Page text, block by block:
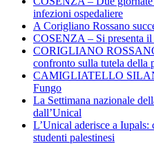
infezioni ospedaliere
A Corigliano Rossano
COSENZA – Si presenta
CORIGLIANO
confronto sulla tutela della
CAMIGLIATELLO
Fungo
La Settimana nazionale
dall’Unical
L’Unical aderisce a
studenti palestinesi